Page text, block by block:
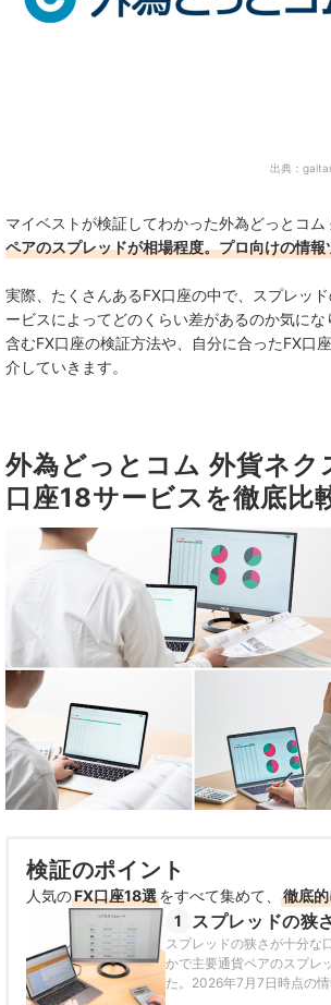
出典：
マイベストが検証してわかった外為どっとコ
ペアのスプレッドが相場程度。プロ向けの情報
実際、たくさんあるFX口座の中で、スプレッ
ービスによってどのくらい差があるのか気に
含むFX口座の検証方法や、自分に合ったFX口
介していきます。
外為どっとコム 外貨ネ
口座18サービスを徹底比
検証のポイント
人気のFX口座18選をすべて集めて、 徹底
1
スプレッドの狭
スプレッドの狭さが十分な
かで主要通貨ペアのスプレ
た。2026年7月7日時点の